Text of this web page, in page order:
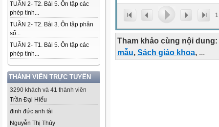
TUẦN 2- T2. Bài 5. Ôn tập các
phép tính...
TUẦN 2- T2. Bài 3. Ôn tập phân
số...
TUẦN 2- T1. Bài 5. Ôn tập các
phép tính...
THÀNH VIÊN TRỰC TUYẾN
3290 khách và 41 thành viên
Trần Đại Hiếu
đinh đức anh tài
Nguyễn Thị Thúy
1
Tham khảo cùng nội dung:
mẫu, Sách giáo khoa, ...